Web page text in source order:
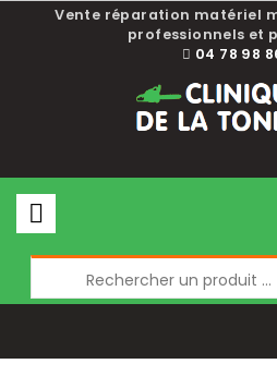
Vente réparation matériel
professionnels et
04 78 98